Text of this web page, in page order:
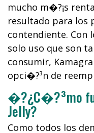
mucho m�?¡s
resultado para los
contendiente. Con
solo uso que son
consumir,
opci�?³n de
�?¿C�?³mo
Jelly?
Como todos los